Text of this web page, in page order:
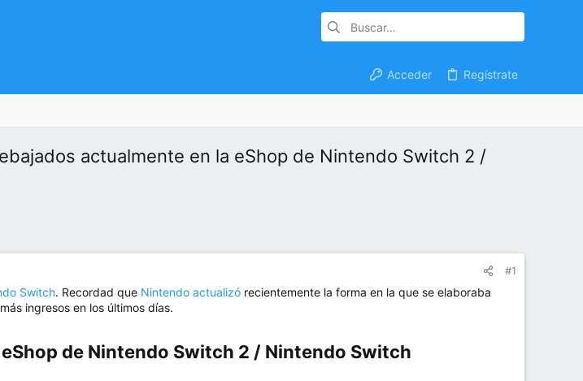
Acceder Regístrate
actualmente en la eShop de Nintendo Switch 2 /
#1
Switch. Recordad que Nintendo actualizó recientemente la forma en la que se elaboraba
ingresos en los últimos días.
de Nintendo Switch 2 / Nintendo Switch​